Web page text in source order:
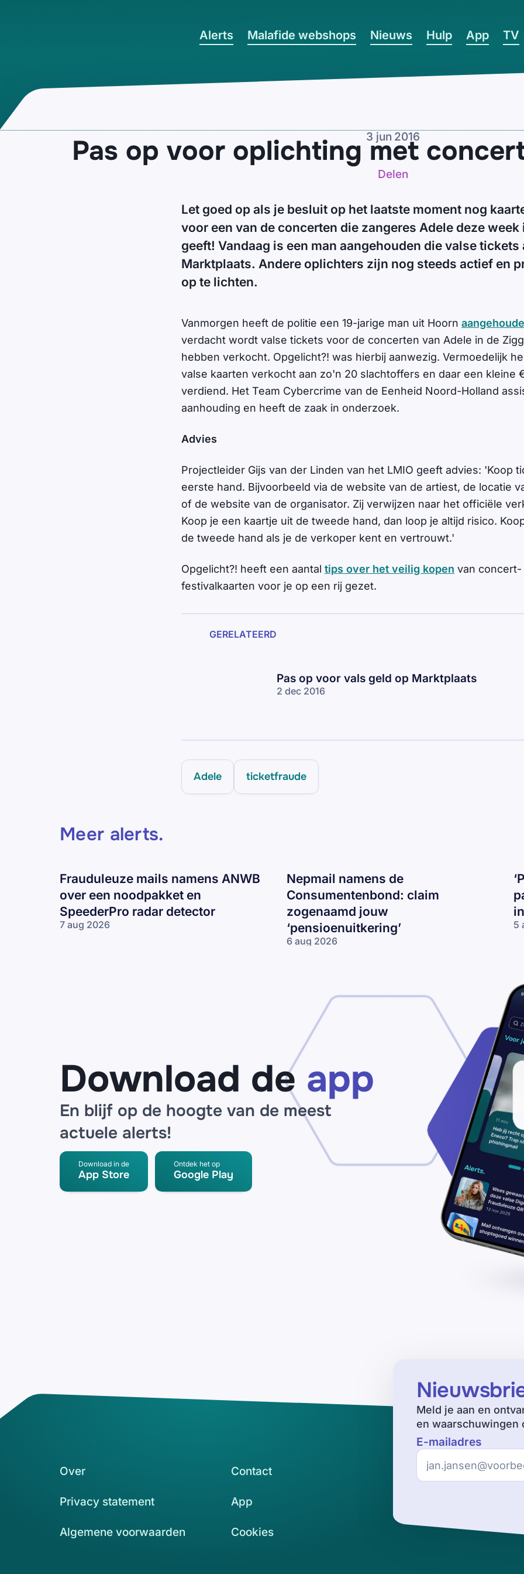
Alerts Malafide webshops Nieuws Hulp App TV
3 jun 2016
Pas op voor oplichting met
Delen
Let goed op als je besluit op het laatste moment nog
voor een van de concerten die zangeres Adele deze week
geeft! Vandaag is een man aangehouden die valse tickets
Marktplaats. Andere oplichters zijn nog steeds actief en
op te lichten.
Vanmorgen heeft de politie een 19-jarige man uit Hoorn
verdacht wordt valse tickets voor de concerten van Adele in de
hebben verkocht. Opgelicht?! was hierbij aanwezig. Vermoedelijk
valse kaarten verkocht aan zo'n 20 slachtoffers en daar een kleine
verdiend. Het Team Cybercrime van de Eenheid Noord-Holland
aanhouding en heeft de zaak in onderzoek.
Advies
Projectleider Gijs van der Linden van het LMIO geeft advies: 'Koop
eerste hand. Bijvoorbeeld via de website van de artiest, de locatie
of de website van de organisator. Zij verwijzen naar het officiële
Koop je een kaartje uit de tweede hand, dan loop je altijd risico.
de tweede hand als je de verkoper kent en vertrouwt.'
Opgelicht?! heeft een aantal tips over het veilig kopen van concert-
festivalkaarten voor je op een rij gezet.
GERELATEERD
Pas op voor vals geld op Marktplaats
2 dec 2016
Adele ticketfraude
Meer alerts.
Frauduleuze mails namens ANWB
over een noodpakket en
SpeederPro radar detector
7 aug 2026
Frauduleuze
Nepmail namens de
Consumentenbond: claim
zogenaamd jouw
‘pensioenuitkering’
6 aug 2026
‘pensioenuitkering’
5
Download de app
En blijf op de hoogte van de meest
actuele alerts!
Download in de
App Store
Ontdek het op
Google Play
Meld je aan en
en waarschuwingen
E-mailadres
Over Contact
Privacy statement App
Algemene voorwaarden Cookies